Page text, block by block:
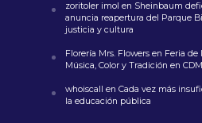
zoritoler imol en Sheinbaum
anuncia reapertura del Parque
justicia y cultura
Florería Mrs. Flowersen Feria de
Música, Color y Tradición en
whoiscall en Cada vez más
la educación pública